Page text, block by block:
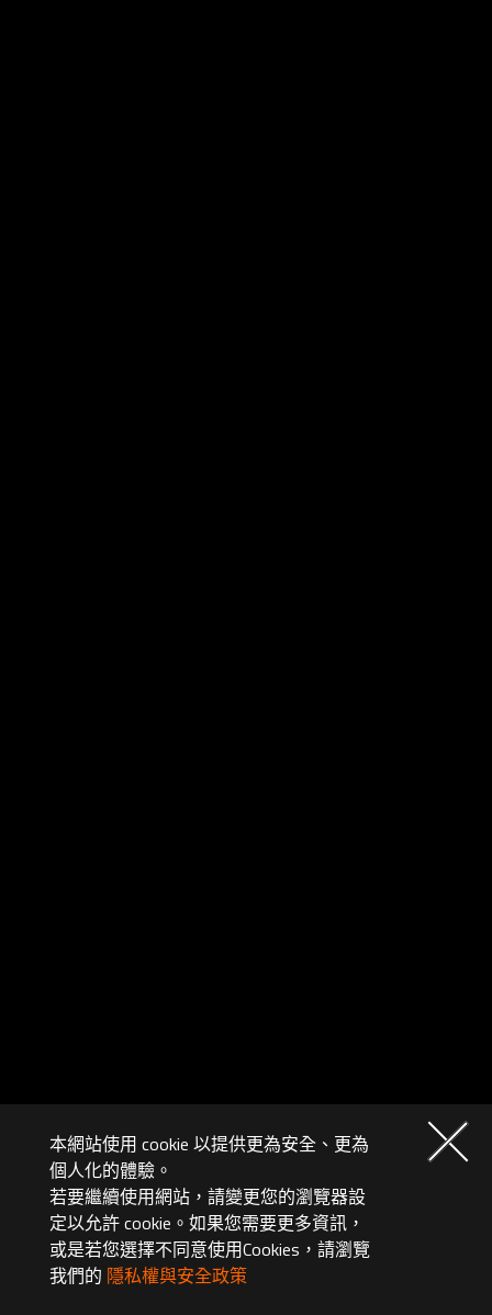
本網站使用 cookie 以提供更為安全、更為
個人化的體驗。
若要繼續使用網站，請變更您的瀏覽器設
定以允許 cookie。如果您需要更多資訊，
或是若您選擇不同意使用Cookies，請瀏覽
我們的 隱私權與安全政策